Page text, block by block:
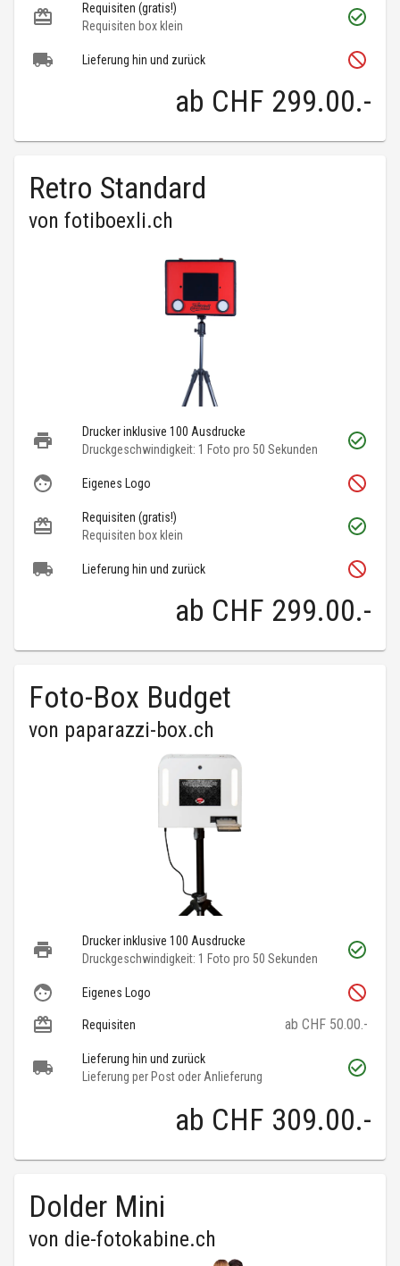
Requisiten (gratis!)
Requisiten box klein
Lieferung hin und zurück
ab CHF 299.00.-
Retro Standard
von fotiboexli.ch
Drucker inklusive 100 Ausdrucke
Druckgeschwindigkeit: 1 Foto pro 50 Sekunden
Eigenes Logo
Requisiten (gratis!)
Requisiten box klein
Lieferung hin und zurück
ab CHF 299.00.-
Foto-Box Budget
von paparazzi-box.ch
Drucker inklusive 100 Ausdrucke
Druckgeschwindigkeit: 1 Foto pro 50 Sekunden
Eigenes Logo
Requisiten ab CHF 50.00.-
Lieferung hin und zurück
Lieferung per Post oder Anlieferung
ab CHF 309.00.-
Dolder Mini
von die-fotokabine.ch